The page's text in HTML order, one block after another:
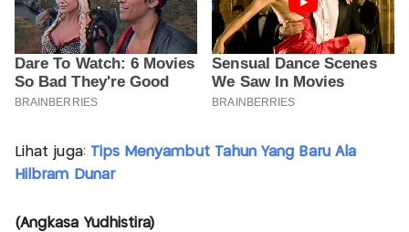
Lihat juga: Tips Menyambut Tahun Yang Baru Ala
Hilbram Dunar
(Angkasa Yudhistira)